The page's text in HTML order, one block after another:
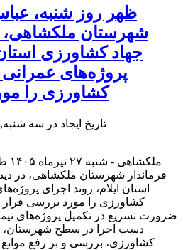
ظهر روز شنبه،
شهرستان ملکشاهی،
جهاد کشاورزی
پروژه‌های
کشاورزی را
تاریخ ایجاد در سه شنبه, 30 تیر 1405 04:34
فرماندار شهرستان ملکشاهی، در
استان ایلام، روند اجرای
کشاورزی را مورد بررسی قرار
ضرورت تسریع در تکمیل پروژه‌های
دست اجرا در سطح شهرستان،
کشاورزی، بررسی و بر رفع